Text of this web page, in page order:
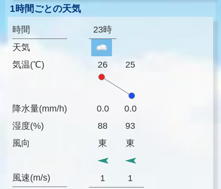
1時間ごとの天気
時間
天気
気温(℃)
降水量(mm/h)
湿度(%)
風向
風速(m/s)
23時
26 25
0.0
0.0
88
93
東
東
1 1